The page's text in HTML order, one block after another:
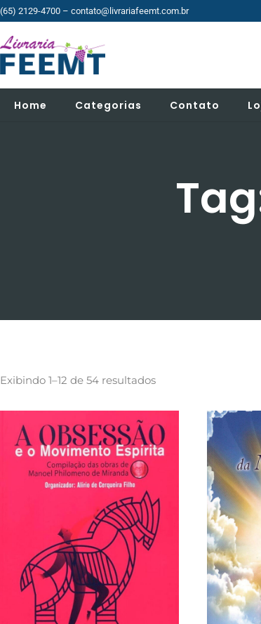
(65) 2129-4700 – contato@livrariafeemt.com.br
Home Categorias Contato
Exibindo 1–12 de 54 resultados